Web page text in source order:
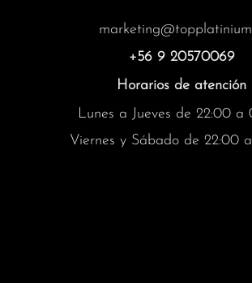
+56 9 20570069
Horarios de atención
Lunes a Jueves de 22:00 a
Viernes y Sábado de 22:00